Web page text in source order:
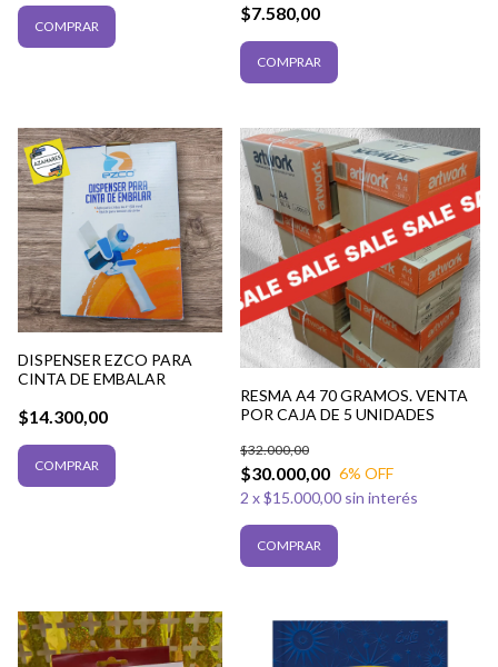
$7.580,00
DISPENSER EZCO PARA
CINTA DE EMBALAR
$14.300,00
RESMA A4 70 GRAMOS. VENTA
POR CAJA DE 5 UNIDADES
$30.000,00
$32.000,00
6% OFF
2 x$15.000,00 sin interés